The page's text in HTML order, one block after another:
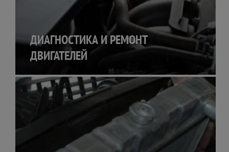
ДИАГНОСТИКА И РЕМОНТ
ДВИГАТЕЛЕЙ